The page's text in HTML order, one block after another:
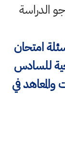
الدراسة
امتحان
للسادس
والمعاهد في